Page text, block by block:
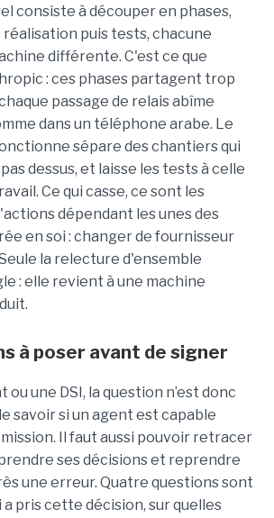
consiste à découper en phases,
puis tests, chacune
différente. C'est ce que
: ces phases partagent trop
passage de relais abîme
dans un téléphone arabe. Le
sépare des chantiers qui
dessus, et laisse les tests à celle
Ce qui casse, ce sont les
dépendant les unes des
en soi : changer de fournisseur
la relecture d'ensemble
: elle revient à une machine
à poser avant de signer
ou une DSI, la question n’est donc
savoir si un agent est capable
mission. Il faut aussi pouvoir retracer
ses décisions et reprendre
une erreur. Quatre questions sont
a pris cette décision, sur quelles